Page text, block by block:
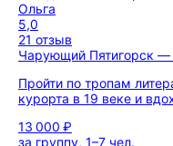
Ольга
5,0
21 отзыв
Чарующий Пятигорск —
Пройти по тропам
курорта в 19 веке и
13 000 ₽
за группу, 1–7 чел.